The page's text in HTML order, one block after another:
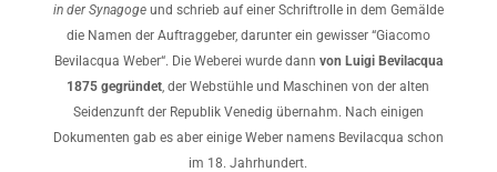
in der Synagogeund schrieb auf einer Schriftrolle in dem Gemälde
die Namen der Auftraggeber, darunter ein gewisser “Giacomo
Bevilacqua Weber“. Die Weberei wurde dann von Luigi Bevilacqua
1875 gegründet , der Webstühle und Maschinen von der alten
Seidenzunft der Republik Venedig übernahm. Nach einigen
Dokumenten gab es aber einige Weber namens Bevilacqua schon
im 18. Jahrhundert.